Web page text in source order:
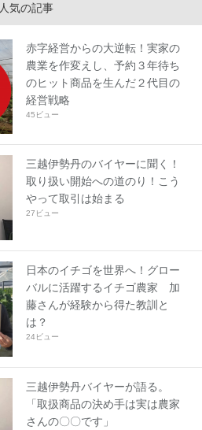
人気の記事
赤字経営からの大逆転！実家の
農業を作変えし、予約３年待ち
のヒット商品を生んだ２代目の
経営戦略
45ビュー
三越伊勢丹のバイヤーに聞く！
取り扱い開始への道のり！こう
やって取引は始まる
27ビュー
日本のイチゴを世界へ！グロー
バルに活躍するイチゴ農家 加
藤さんが経験から得た教訓と
は？
24ビュー
三越伊勢丹バイヤーが語る。
「取扱商品の決め手は実は農家
さんの〇〇です」